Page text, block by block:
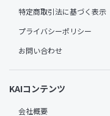
特定商取引法に基づく表示
プライバシーポリシー
お問い合わせ
KAIコンテンツ
会社概要